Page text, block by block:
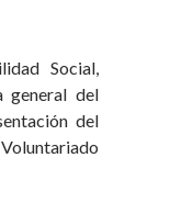
Social,
general del
del